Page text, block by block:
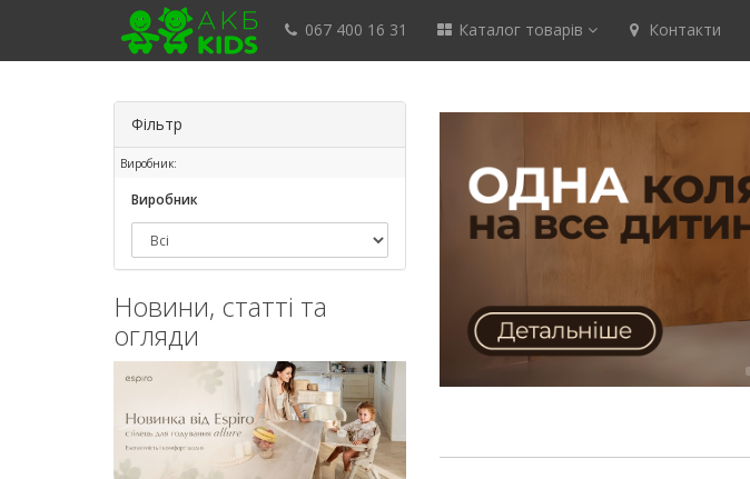
067 400 16 31 Каталог товарів Контакти
Фільтр
Виробник:
Виробник
Новини, статті та
огляди